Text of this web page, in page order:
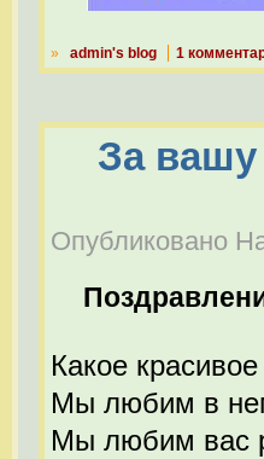
» admin's blog 1
За
Опубликовано
Какое
Мы любим в
Мы любим вас